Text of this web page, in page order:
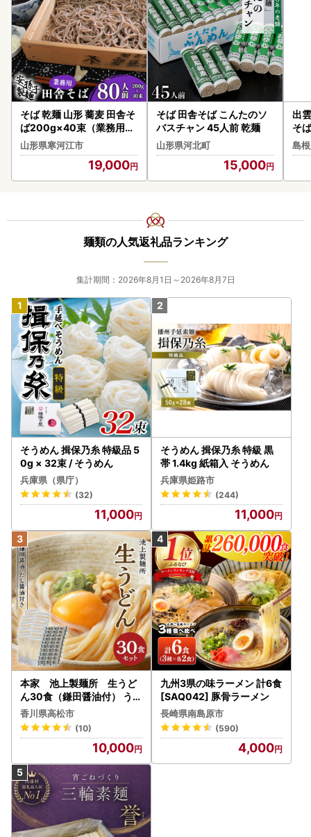
そば 乾麺 山形 蕎麦 田舎そ
ば200g×40束（業務用セ
ット80人前）019-F-AB0
04
山形県寒河江市
19,000
そば 田舎そば こんたのソ
バスチャン 45人前 乾麺
山形県河北町
15,000
出
そ
島
麺類の人気返礼品ランキング
集計期間：2026年8月1日～2026年8月7日
そうめん 揖保乃糸 特級品 5
0g × 32束 / そうめん
兵庫県（県庁）
(32)
11,000
そうめん 揖保乃糸 特級 黒
帯 1.4kg 紙箱入 そうめん
兵庫県姫路市
(244)
11,000
本家 池上製麺所 生うど
ん30食（鎌田醤油付） うど
ん
香川県高松市
(10)
10,000
九州3県の味ラーメン 計6食
[SAQ042] 豚骨ラーメン
長崎県南島原市
(590)
4,000